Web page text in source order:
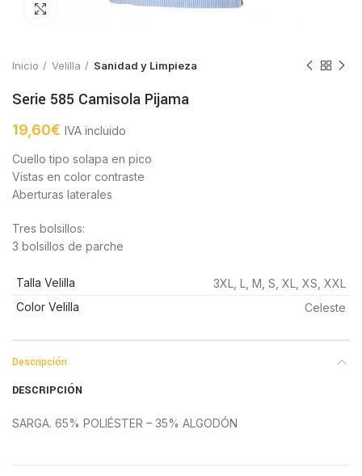
Click to enlarge
Inicio Velilla Sanidad y Limpieza
Serie 585 Camisola Pijama
19,60€ IVA incluido
Cuello tipo solapa en pico
Vistas en color contraste
Aberturas laterales
Tres bolsillos:
3 bolsillos de parche
Talla Velilla
3XL, L, M, S, XL, XS, XXL
Color Velilla
Celeste
Descripción
DESCRIPCIÓN
SARGA. 65% POLIÉSTER – 35% ALGODÓN